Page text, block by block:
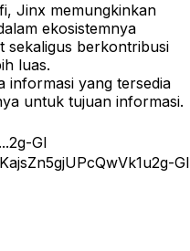
Jinx memungkinkan
ekosistemnya
sekaligus berkontribusi
luas.
informasi yang tersedia
untuk tujuan informasi.
Gl
Gl